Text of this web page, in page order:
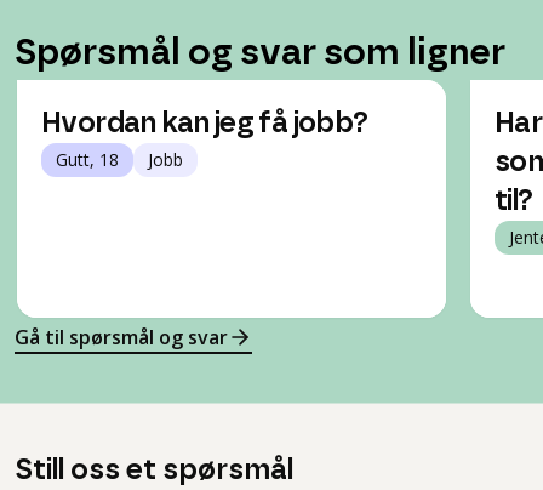
Spørsmål og svar som ligner
Hvordan kan jeg få jobb?
Gutt, 18 Jobb
til?
Gå til spørsmål og svar
Still oss et spørsmål